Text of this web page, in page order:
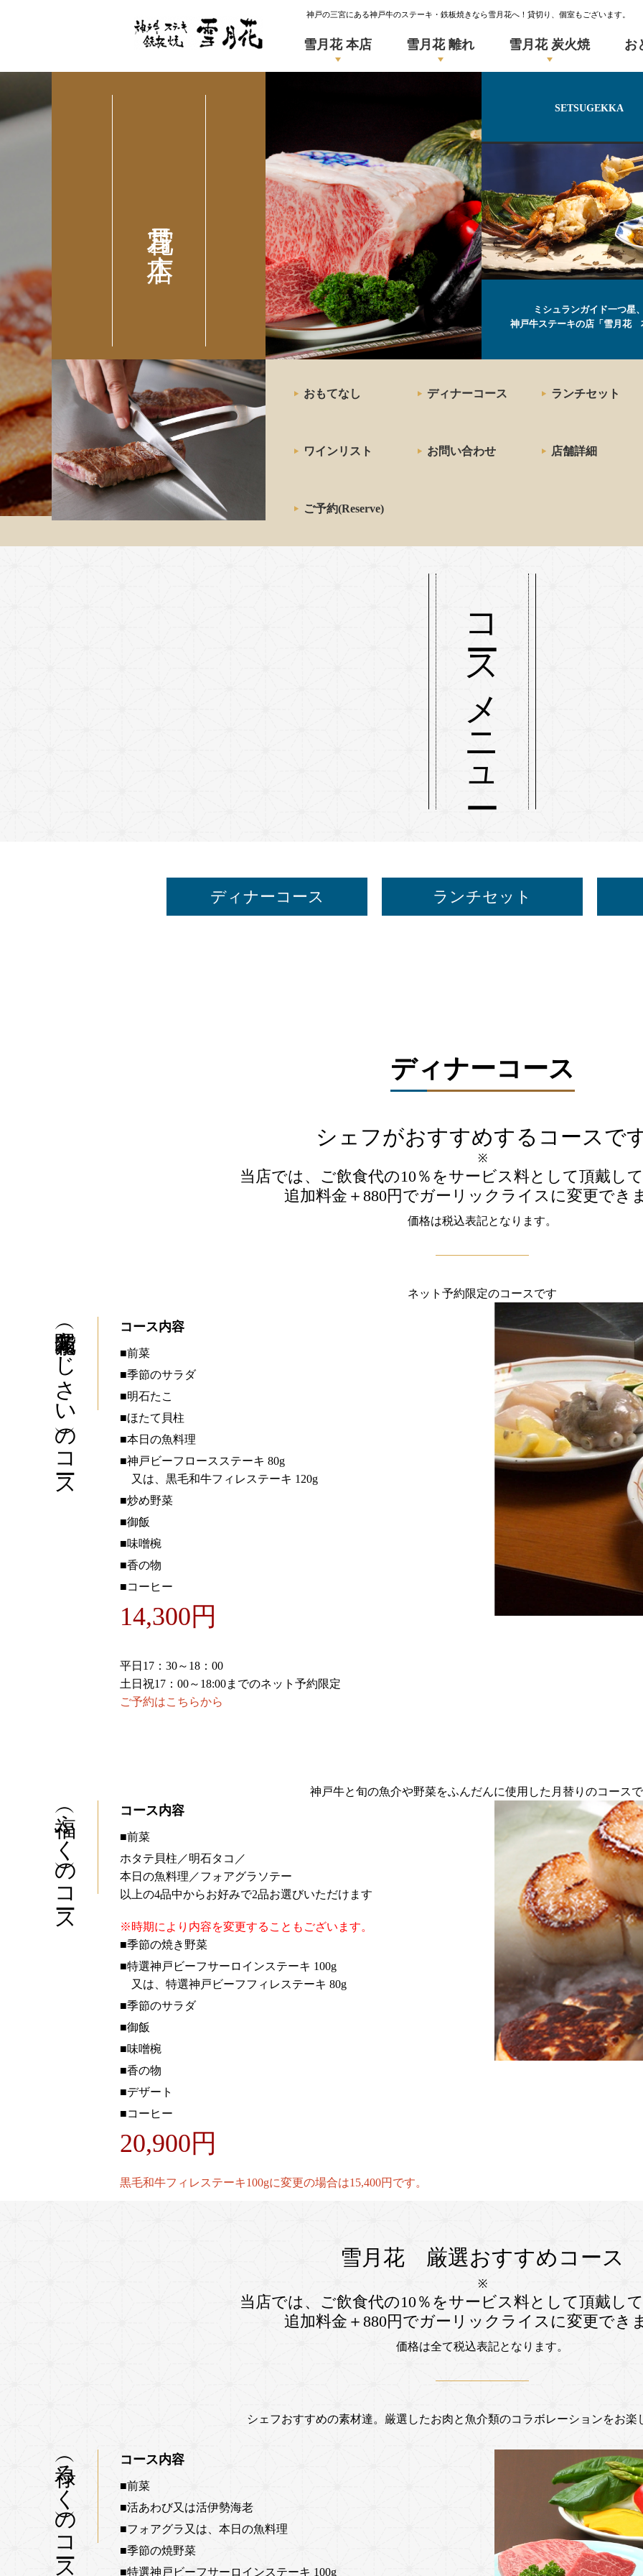
神戸の三宮にある神戸牛のステーキ・鉄板焼きなら雪月花へ！貸切り、個室もございます。
雪月花 本店 雪月花 離れ 雪月花 炭火焼 お
SETSUGEKKA
ミシュランガイド一つ星
神戸牛ステーキの店「雪月花
最高級の
神戸牛
ステーキ
おもてなし ディナーコース ランチセット
ワインリスト お問い合わせ 店舗詳細
ご予約(Reserve)
コースメニュー
ディナーコース ランチセット
ディナーコース
シェフがおすすめするコースで
※
当店では、ご飲食代の10％をサービス料として頂戴し
追加料金＋880円でガーリックライスに変更でき
価格は税込表記となります。
ネット予約限定のコースです
紫陽花（あじさい）のコース コース内容
■前菜
■季節のサラダ
■明石たこ
■ほたて貝柱
■本日の魚料理
■神戸ビーフロースステーキ 80g
又は、黒毛和牛フィレステーキ 120g
■炒め野菜
■御飯
■味噌椀
■香の物
■コーヒー
14,300円
平日17：30～18：00
土日祝17：00～18:00までのネット予約限定
ご予約はこちらから
神戸牛と旬の魚介や野菜をふんだんに使用した月替りのコース
福（ふく）のコース コース内容
■前菜
ホタテ貝柱／明石タコ／
本日の魚料理／フォアグラソテー
以上の4品中からお好みで2品お選びいただけます
※時期により内容を変更することもございます。
■季節の焼き野菜
■特選神戸ビーフサーロインステーキ 100g
又は、特選神戸ビーフフィレステーキ 80g
■季節のサラダ
■御飯
■味噌椀
■香の物
■デザート
■コーヒー
20,900円
黒毛和牛フィレステーキ100gに変更の場合は15,400円です。
雪月花 厳選おすすめコース
※
当店では、ご飲食代の10％をサービス料として頂戴し
追加料金＋880円でガーリックライスに変更でき
価格は全て税込表記となります。
シェフおすすめの素材達。厳選したお肉と魚介類のコラボレーションをお楽
禄（ろく）のコース コース内容
■前菜
■活あわび又は活伊勢海老
■フォアグラ又は、本日の魚料理
■季節の焼野菜
■特選神戸ビーフサーロインステーキ 100g